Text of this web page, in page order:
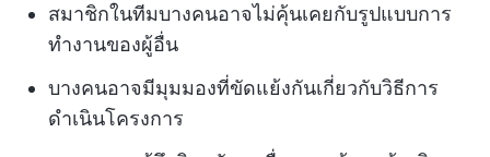
สมาชิกในทีมบางคนอาจไม่คุ้นเคยกับรูปแบบการ
ทำงานของผู้อื่น
บางคนอาจมีมุมมองที่ขัดแย้งกันเกี่ยวกับวิธีการ
ดำเนินโครงการ